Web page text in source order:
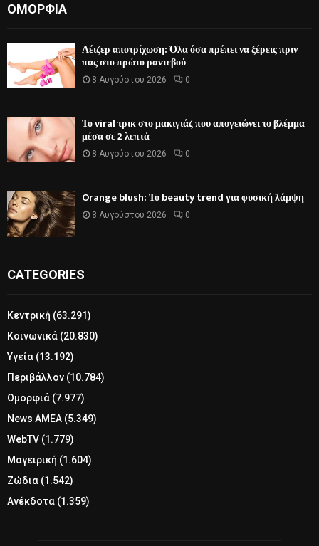
ΟΜΟΡΦΙΆ
Λέιζερ αποτρίχωση: Όλα όσα πρέπει να ξέρεις πριν
πας στο πρώτο ραντεβού
8 Αυγούστου 2026 0
Το viral τρικ στο μακιγιάζ που απογειώνει το βλέμμα
μέσα σε 2 λεπτά
8 Αυγούστου 2026 0
Orange blush: Το beauty trend για φυσική λάμψη
8 Αυγούστου 2026 0
CATEGORIES
Κεντρική (63.291)
Κοινωνικά (20.830)
Υγεία (13.192)
Περιβάλλον (10.784)
Ομορφιά (7.977)
News ΑΜΕΑ (5.349)
WebTV (1.779)
Μαγειρική (1.604)
Ζώδια (1.542)
Ανέκδοτα (1.359)